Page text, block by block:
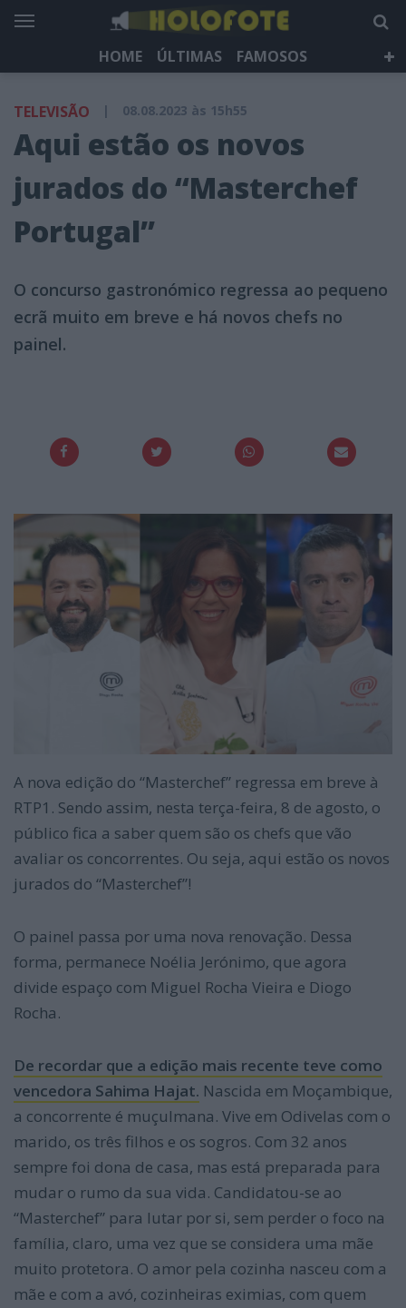
HOME ÚLTIMAS
FAMOSOS
HOLOFOTE TV
NEWSLETTER
TELEVISÃO | 08.08.2023 às 15h55
Aqui estão os novos
jurados do “Masterchef
Portugal”
O concurso gastronómico regressa ao pequeno
ecrã muito em breve e há novos chefs no
painel.
A nova edição do “Masterchef” regressa em breve à
RTP1. Sendo assim, nesta terça-feira, 8 de agosto, o
público fica a saber quem são os chefs que vão
avaliar os concorrentes. Ou seja, aqui estão os novos
jurados do “Masterchef”!
O painel passa por uma nova renovação. Dessa
forma, permanece Noélia Jerónimo, que agora
divide espaço com Miguel Rocha Vieira e Diogo
Rocha.
De recordar que a edição mais recente teve como
vencedora Sahima Hajat. Nascida em Moçambique,
a concorrente é muçulmana. Vive em Odivelas com o
marido, os três filhos e os sogros. Com 32 anos
sempre foi dona de casa, mas está preparada para
mudar o rumo da sua vida. Candidatou-se ao
“Masterchef” para lutar por si, sem perder o foco na
família, claro, uma vez que se considera uma mãe
muito protetora. O amor pela cozinha nasceu com a
mãe e com a avó, cozinheiras eximias, com quem